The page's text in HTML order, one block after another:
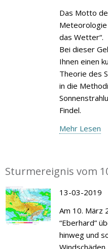
Das Motto
Meteorologie
das Wetter“.
Bei dieser
Ihnen einen
Theorie des
in die
Findel.
Mehr Lesen
Sturmereignis vom
13-03-2019
Am 10. März
“Eberhard”
hinweg und